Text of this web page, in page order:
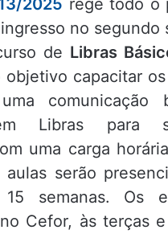
2025 rege todo o
no segundo
de Libras
objetivo capacitar
comunicação
Libras para
uma carga
aulas serão
semanas. Os
Cefor, às terças